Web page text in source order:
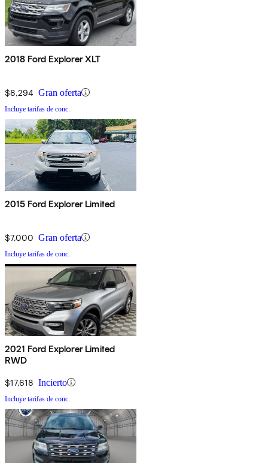
2018 Ford Explorer XLT
$8,294 Gran oferta
Incluye tarifas de conc.
2015 Ford Explorer Limited
$7,000 Gran oferta
Incluye tarifas de conc.
2021 Ford Explorer Limited
RWD
$17,618 Incierto
Incluye tarifas de conc.